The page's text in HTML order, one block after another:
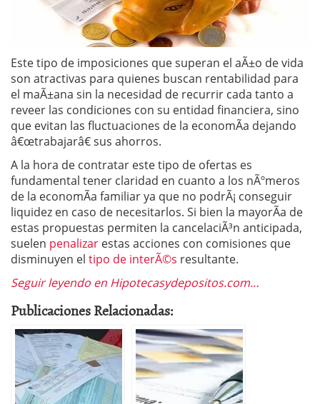
Este tipo de imposiciones que superan el aÃ±o de vida
son atractivas para quienes buscan rentabilidad para
el maÃ±ana sin la necesidad de recurrir cada tanto a
reveer las condiciones con su entidad financiera, sino
que evitan las fluctuaciones de la economÃ­a dejando
â€œtrabajarâ€ sus ahorros.
A la hora de contratar este tipo de ofertas es
fundamental tener claridad en cuanto a los nÃºmeros
de la economÃ­a familiar ya que no podrÃ¡ conseguir
liquidez en caso de necesitarlos. Si bien la mayorÃ­a de
estas propuestas permiten la cancelaciÃ³n anticipada,
suelen penalizar estas acciones con comisiones que
disminuyen el tipo de interÃ©s resultante.
Seguir leyendo en Hipotecasydepositos.com…
Publicaciones Relacionadas: